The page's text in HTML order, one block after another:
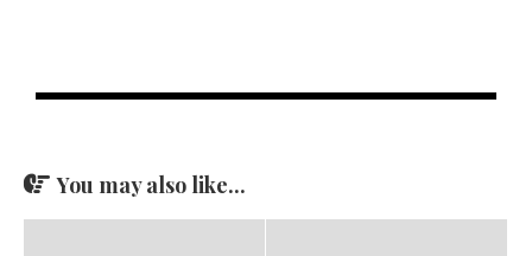
You may also like...